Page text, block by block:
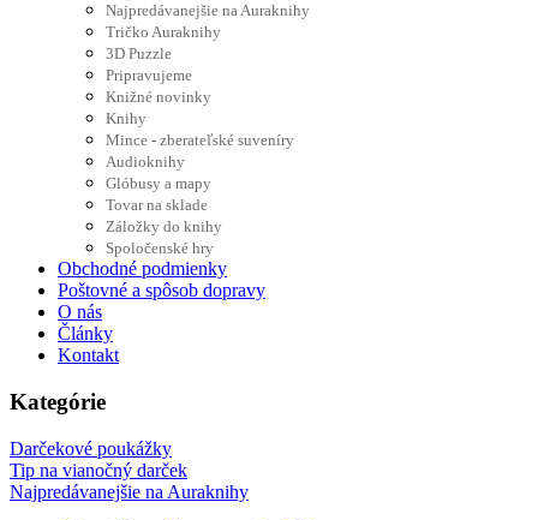
Najpredávanejšie na Auraknihy
Tričko Auraknihy
3D Puzzle
Pripravujeme
Knižné novinky
Knihy
Mince - zberateľské suveníry
Audioknihy
Glóbusy a mapy
Tovar na sklade
Záložky do knihy
Spoločenské hry
Obchodné podmienky
Poštovné a spôsob dopravy
O nás
Články
Kontakt
Kategórie
Darčekové poukážky
Tip na vianočný darček
Najpredávanejšie na Auraknihy